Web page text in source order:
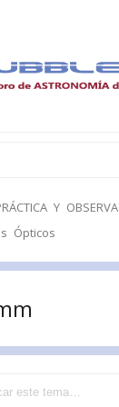
Y
Ópticos